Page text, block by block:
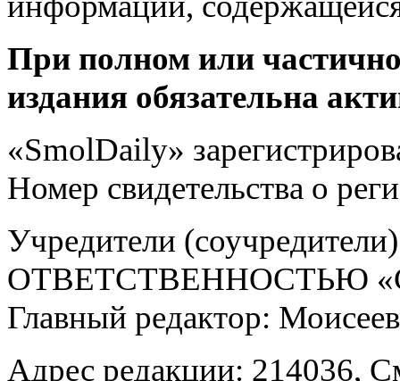
При полном или
издания обязательна
«SmolDaily»
Номер свидетельства о
Учредители
ОТВЕТСТВЕННОСТЬЮ
Главный редактор:
Адрес редакции: 214036,